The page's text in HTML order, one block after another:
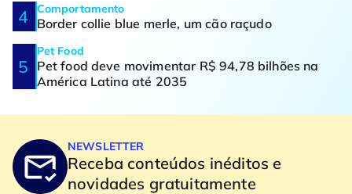
Comportamento
Border collie blue merle, um cão raçudo
Pet Food
Pet food deve movimentar R$ 94,78 bilhões na
América Latina até 2035
NEWSLETTER
Receba conteúdos inéditos e
novidades gratuitamente